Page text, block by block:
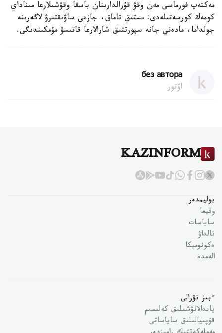
مەكتەپ فورماسى مەن وقۋ قۇرالدارىنان باسقا وقۋشىلارعا مىناداي
كومەك كورسەتىلەدى: ىستىق تاماق، جازعى ساۋىقتىرۋ لاگەرىنە
جولداما، مادەني جانە سپورتتىق شارالارعا قاتىسۋ مۇمكىندىگى.
без автора
اۆتور
KAZINFORM
بوليمدەر
وقيعا
ساياسات
تالداۋ
ەكونوميكا
الەمدە
ءبىز تۋرالى
پايدالانۋشىلىق كەلىسىم
قۇپىيالىلىق ساياساتى